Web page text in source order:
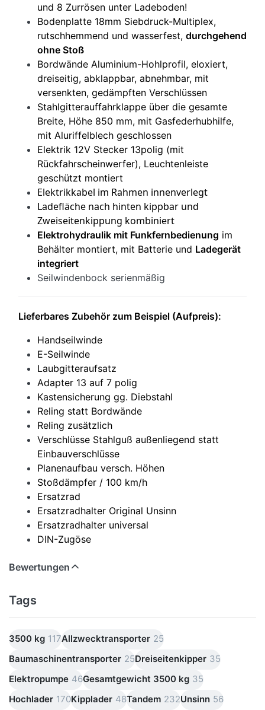
und 8 Zurrösen unter Ladeboden!
Bodenplatte 18mm Siebdruck-Multiplex,
rutschhemmend und wasserfest, durchgehend
ohne Stoß
Bordwände Aluminium-Hohlprofil, eloxiert,
dreiseitig, abklappbar, abnehmbar, mit
versenkten, gedämpften Verschlüssen
Stahlgitterauffahrklappe über die gesamte
Breite, Höhe 850 mm, mit Gasfederhubhilfe,
mit Aluriffelblech geschlossen
Elektrik 12V Stecker 13polig (mit
Rückfahrscheinwerfer), Leuchtenleiste
geschützt montiert
Elektrikkabel im Rahmen innenverlegt
Ladefläche nach hinten kippbar und
Zweiseitenkippung kombiniert
Elektrohydraulik mit Funkfernbedienung im
Behälter montiert, mit Batterie und Ladegerät
integriert
Seilwindenbock serienmäßig
Lieferbares Zubehör zum Beispiel (Aufpreis):
Handseilwinde
E-Seilwinde
Laubgitteraufsatz
Adapter 13 auf 7 polig
Kastensicherung gg. Diebstahl
Reling statt Bordwände
Reling zusätzlich
Verschlüsse Stahlguß außenliegend statt
Einbauverschlüsse
Planenaufbau versch. Höhen
Stoßdämpfer / 100 km/h
Ersatzrad
Ersatzradhalter Original Unsinn
Ersatzradhalter universal
DIN-Zugöse
Bewertungen
Tags
3500 kg 117Allzwecktransporter 25
Baumaschinentransporter 25Dreiseitenkipper 35
Elektropumpe 46Gesamtgewicht 3500 kg 35
Hochlader 170Kipplader 48Tandem 232Unsinn 56